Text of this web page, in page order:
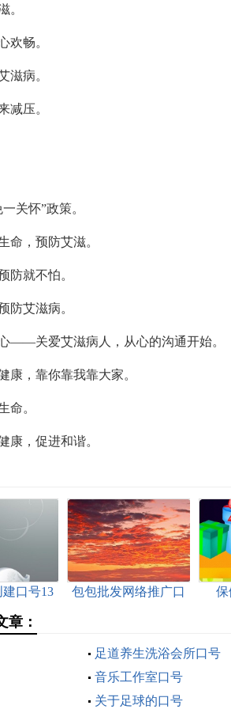
。
欢畅。
滋病。
减压。
关怀”政策。
命，预防艾滋。
防就不怕。
防艾滋病。
——关爱艾滋病人，从心的沟通开始。
康，靠你靠我靠大家。
命。
康，促进和谐。
口号13
包包批发网络推广口
保
章：
足道养生洗浴会所口号
音乐工作室口号
关于足球的口号